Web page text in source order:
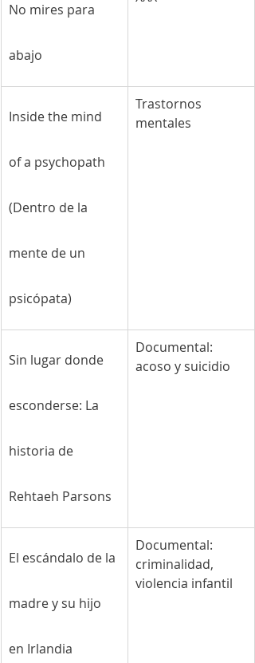
No mires para
abajo
Inside the mind
of a psychopath
(Dentro de la
mente de un
psicópata)
Trastornos
mentales
Sin lugar donde
esconderse: La
historia de
Rehtaeh Parsons
Documental:
acoso y suicidio
El escándalo de la
madre y su hijo
en Irlandia
Documental:
criminalidad,
violencia infantil